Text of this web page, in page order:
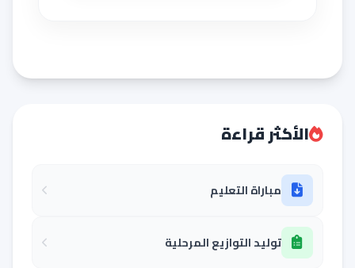
الأكثر قراءة
مباراة التعليم
توليد التوازيع المرحلية